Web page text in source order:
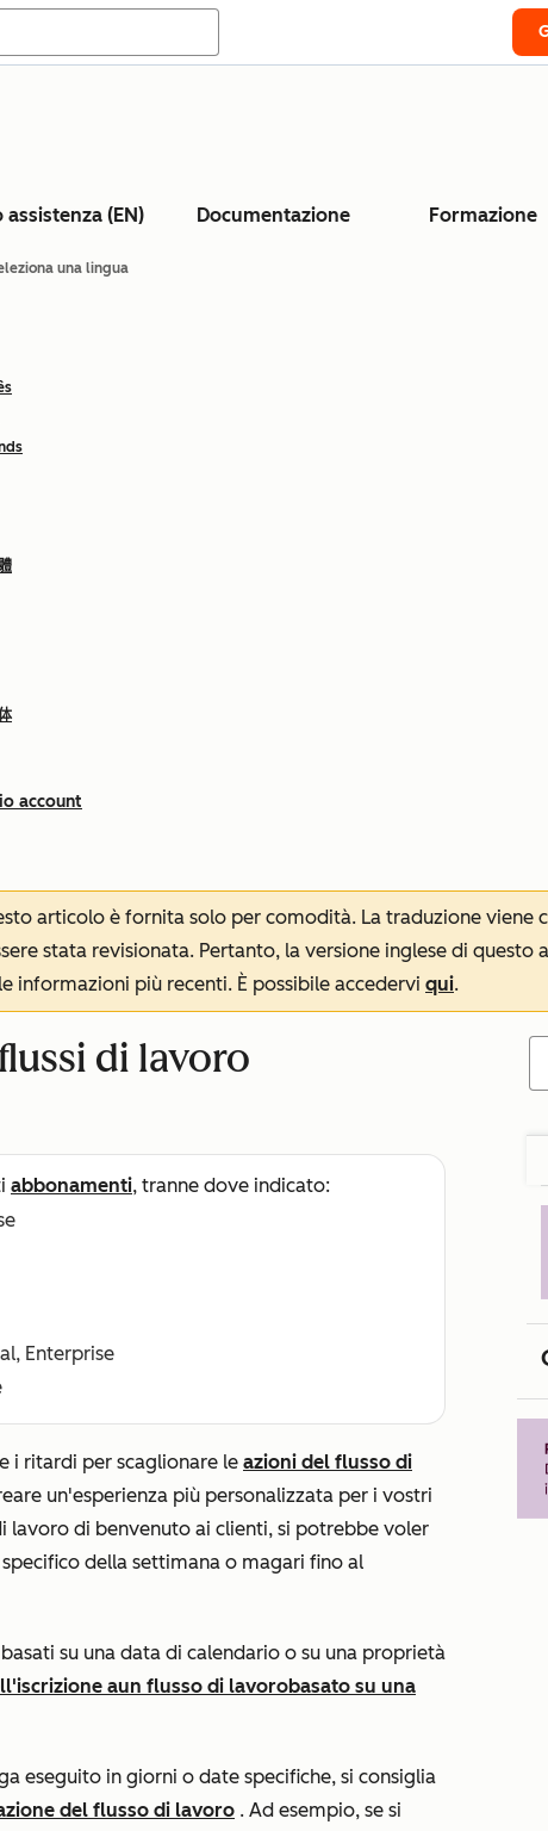
assistenza (EN) Documentazione Formazione
una lingua
account
articolo è fornita solo per comodità. La traduzione
stata revisionata. Pertanto, la versione inglese di questo
informazioni più recenti. È possibile accedervi qui.
di lavoro
abbonamenti, tranne dove indicato:
Enterprise
i ritardi per scaglionare le azioni del flusso di
un'esperienza più personalizzata per i vostri
lavoro di benvenuto ai clienti, si potrebbe voler
della settimana o magari fino al
su una data di calendario o su una proprietà
aun flusso di lavorobasato su una
eseguito in giorni o date specifiche, si consiglia
del flusso di lavoro . Ad esempio, se si